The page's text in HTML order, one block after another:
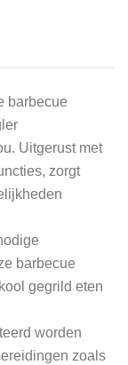
barbecue
Uitgerust met
zorgt
barbecue
gegrild eten
worden
zoals